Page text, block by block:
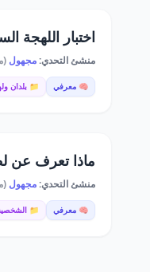
اختبار اللهجة
منشئ التحدي:مجهول
🧠 معرفي 📁 بلدان
ماذا تعرف عن
منشئ التحدي:مجهول
🧠 معرفي 📁